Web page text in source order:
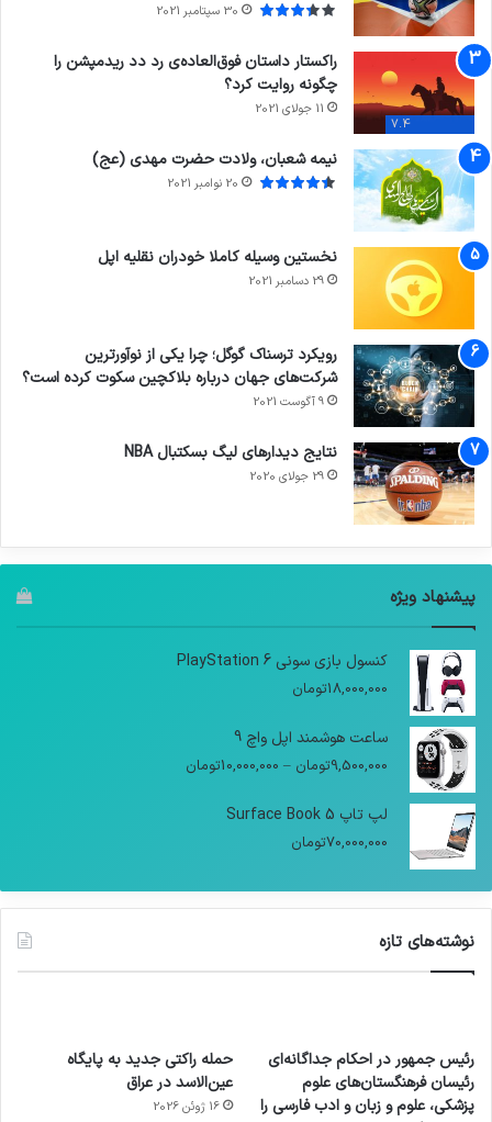
30 سپتامبر 2021
7.4
راکستار داستان فوق‌العاده‌ی رد دد ریدمپشن را
چگونه روایت کرد؟
11 جولای 2021
نیمه شعبان، ولادت حضرت مهدی (عج)
20 نوامبر 2021
نخستین وسیله کاملا خودران نقلیه اپل
29 دسامبر 2021
رویکرد ترسناک گوگل؛ چرا یکی از نوآورترین
شرکت‌های جهان درباره بلاکچین سکوت کرده است؟
9 آگوست 2021
نتایج دیدار‌های لیگ بسکتبال NBA
29 جولای 2020
پیشنهاد ویژه
کنسول بازی سونی PlayStation 6
18,000,000تومان
ساعت هوشمند اپل واچ 9
9,500,000تومان –
10,000,000تومان
لپ تاپ Surface Book 5
70,000,000تومان
نوشته‌های تازه
رئیس جمهور در احکام جداگانه‌ای
رئیسان فرهنگستان‌های علوم
پزشکی، علوم و زبان و ادب فارسی را
حمله راکتی جدید به پایگاه
عین‌الاسد در عراق
16 ژوئن 2026